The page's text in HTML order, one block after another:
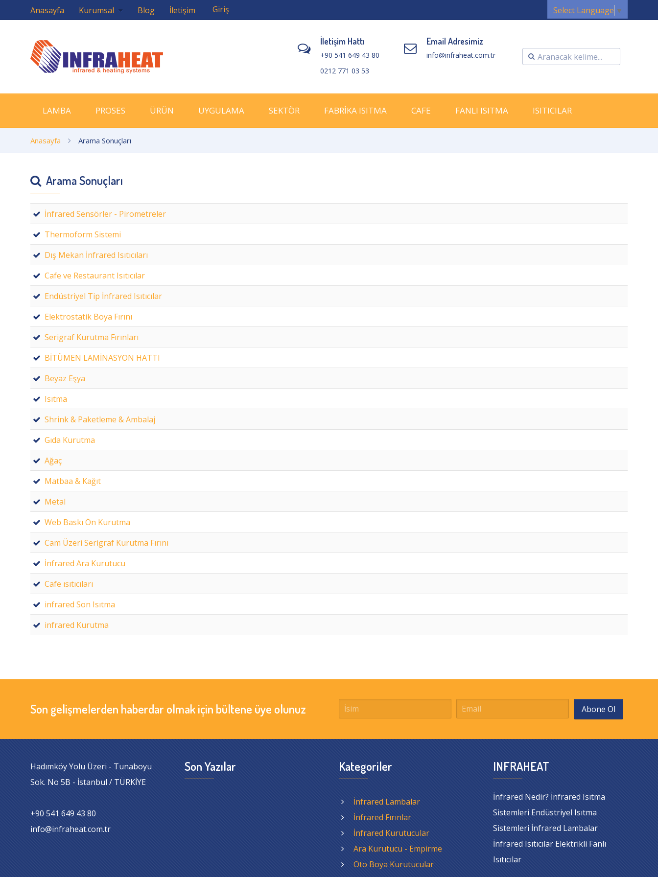
Anasayfa Kurumsal Blog İletişim Giriş Select Language ▼
İletişim Hattı
+90 541 649 43 80
0212 771 03 53
Email Adresimiz
info@infraheat.com.tr
LAMBA PROSES ÜRÜN UYGULAMA SEKTÖR FABRİKA ISITMA CAFE FANLI ISITMA ISITICILAR
Anasayfa Arama Sonuçları
Arama Sonuçları
İnfrared Sensörler - Pirometreler
Thermoform Sistemi
Dış Mekan İnfrared Isıtıcıları
Cafe ve Restaurant Isıtıcılar
Endüstriyel Tip İnfrared Isıtıcılar
Elektrostatik Boya Fırını
Serigraf Kurutma Fırınları
BİTÜMEN LAMİNASYON HATTI
Beyaz Eşya
Isıtma
Shrink & Paketleme & Ambalaj
Gıda Kurutma
Ağaç
Matbaa & Kağıt
Metal
Web Baskı Ön Kurutma
Cam Üzeri Serigraf Kurutma Fırını
İnfrared Ara Kurutucu
Cafe ısıtıcıları
infrared Son Isıtma
infrared Kurutma
Son gelişmelerden haberdar olmak için bültene üye olunuz Abone Ol
Hadımköy Yolu Üzeri - Tunaboyu
Sok. No 5B - İstanbul / TÜRKİYE
+90 541 649 43 80
info@infraheat.com.tr
Son Yazılar Kategoriler
İnfrared Lambalar
İnfrared Fırınlar
İnfrared Kurutucular
Ara Kurutucu - Empirme
Oto Boya Kurutucular
INFRAHEAT
İnfrared Nedir? İnfrared Isıtma
Sistemleri Endüstriyel Isıtma
Sistemleri İnfrared Lambalar
İnfrared Isıtıcılar Elektrikli Fanlı
Isıtıcılar